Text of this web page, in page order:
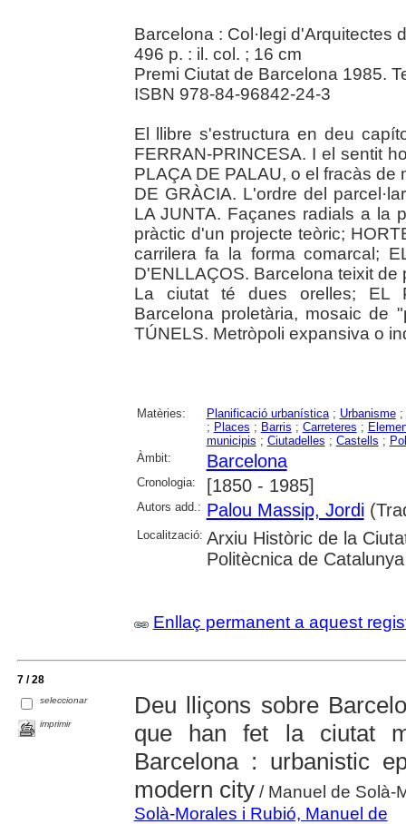
Barcelona : Col·legi d'Arquitectes
496 p. : il. col. ; 16 cm
Premi Ciutat de Barcelona 1985.
ISBN 978-84-96842-24-3
El llibre s'estructura en deu
FERRAN-PRINCESA. I el sentit
PLAÇA DE PALAU, o el fracàs de
DE GRÀCIA. L'ordre del
LA JUNTA. Façanes radials a la
pràctic d'un projecte teòric;
carrilera fa la forma comarcal;
D'ENLLAÇOS. Barcelona teixit de
La ciutat té dues orelles; EL
Barcelona proletària, mosaic de
TÚNELS. Metròpoli expansiva o
Matèries: Planificació urbanística; Urbanisme;
; Places ; Barris ; Carreteres ;
municipis ; Ciutadelles ; Castells ;
Àmbit:
Barcelona
Cronologia: [1850 - 1985]
Autors add.: Palou Massip, Jordi
Localització: Arxiu Històric de la
Politècnica de Catalunya
Enllaç permanent a aquest
7 / 28
seleccionar
imprimir
Deu lliçons sobre
que han fet la ciutat
Barcelona : urbanistic
modern city/ Manuel de Solà-
Solà-Morales i Rubió, Manuel de